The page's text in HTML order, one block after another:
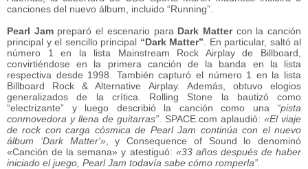
canciones del nuevo álbum, incluido “Running”.
Pearl Jam preparó el escenario para Dark Mattercon la canción
principal y el sencillo principal “Dark Matter” . En particular, saltó al
número 1 en la lista Mainstream Rock Airplay de Billboard,
convirtiéndose en la primera canción de la banda en la lista
respectiva desde 1998. También capturó el número 1 en la lista
Billboard Rock & Alternative Airplay. Además, obtuvo elogios
generalizados de la crítica. Rolling Stone la bautizó como
“electrizante” y luego describió la canción como una “pista
conmovedora y llena de guitarras” . SPACE.com aplaudió: «El viaje
de rock con carga cósmica de Pearl Jam continúa con el nuevo
álbum ‘Dark Matter'» , y Consequence of Sound lo denominó
«Canción de la semana» y atestiguó: «33 años después de haber
iniciado el juego, Pearl Jam todavía sabe cómo romperla”.